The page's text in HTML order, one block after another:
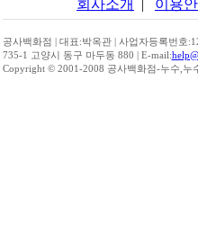
회사소개 | 이용
공사백화점 | 대표:박옥관 | 사업자등록번호
735-1 고양시 동구 마두동 880 | E-mail:
Copyright © 2001-2008 공사백화점-누수,누